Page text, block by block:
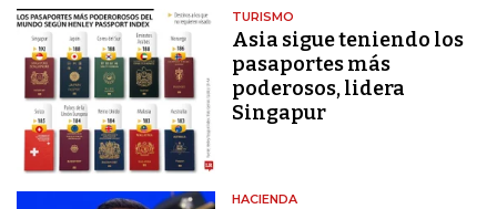
TURISMO
Asia sigue teniendo los
pasaportes más
poderosos, lidera
Singapur
HACIENDA